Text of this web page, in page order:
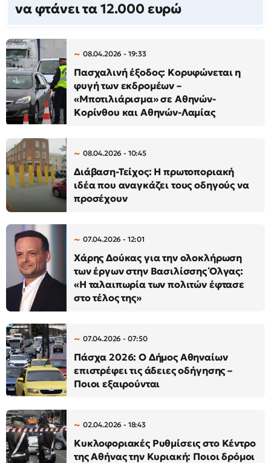
να φτάνει τα 12.000 ευρώ
08.04.2026 - 19:33
Πασχαλινή έξοδος: Κορυφώνεται η
φυγή των εκδρομέων –
«Μποτιλιάρισμα» σε Αθηνών-
Κορίνθου και Αθηνών-Λαμίας
08.04.2026 - 10:45
Διάβαση-Τείχος: Η πρωτοποριακή
ιδέα που αναγκάζει τους οδηγούς να
προσέχουν
07.04.2026 - 12:01
Χάρης Δούκας για την ολοκλήρωση
των έργων στην Βασιλίσσης Όλγας:
«Η ταλαιπωρία των πολιτών έφτασε
στο τέλος της»
07.04.2026 - 07:50
Πάσχα 2026: Ο Δήμος Αθηναίων
επιστρέφει τις άδειες οδήγησης –
Ποιοι εξαιρούνται
02.04.2026 - 18:43
Κυκλοφοριακές Ρυθμίσεις στο Κέντρο
της Αθήνας την Κυριακή: Ποιοι δρόμοι